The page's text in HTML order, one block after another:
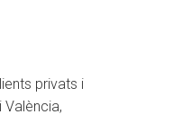
privats i